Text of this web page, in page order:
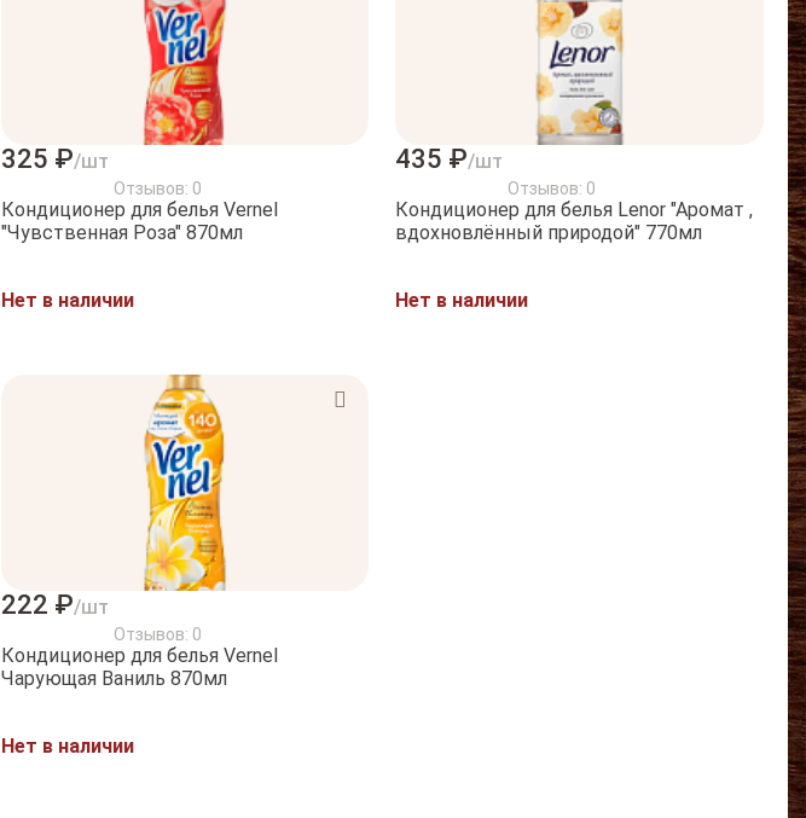
325 ₽/шт
Отзывов: 0
Кондиционер для белья Vernel
"Чувственная Роза" 870мл
Нет в наличии
435 ₽/шт
Отзывов: 0
Кондиционер для белья Lenor "Аромат ,
вдохновлённый природой" 770мл
Нет в наличии
222 ₽/шт
Отзывов: 0
Кондиционер для белья Vernel
Чарующая Ваниль 870мл
Нет в наличии